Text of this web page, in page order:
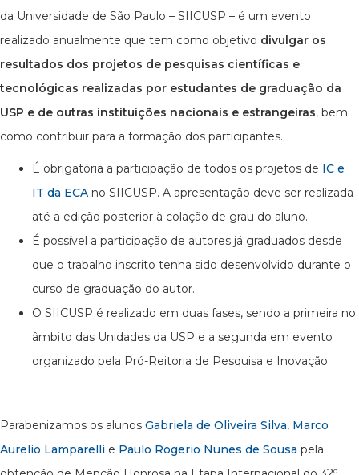
da Universidade de São Paulo – SIICUSP – é um evento
realizado anualmente que tem como objetivo divulgar os
resultados dos projetos de pesquisas científicas e
tecnológicas realizadas por estudantes de graduação da
USP e de outras instituições nacionais e estrangeiras, bem
como contribuir para a formação dos participantes.
É obrigatória a participação de todos os projetos de IC e
IT da ECA no SIICUSP. A apresentação deve ser realizada
até a edição posterior à colação de grau do aluno.
É possível a participação de autores já graduados desde
que o trabalho inscrito tenha sido desenvolvido durante o
curso de graduação do autor.
O SIICUSP é realizado em duas fases, sendo a primeira no
âmbito das Unidades da USP e a segunda em evento
organizado pela Pró-Reitoria de Pesquisa e Inovação.
Parabenizamos os alunos Gabriela de Oliveira Silva, Marco
Aurelio Lamparelli e Paulo Rogerio Nunes de Sousa pela